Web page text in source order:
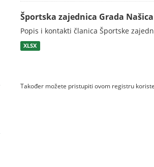
Športska zajednica Grada Našica
Popis i kontakti članica Športske
XLSX
Također možete pristupiti ovom registru